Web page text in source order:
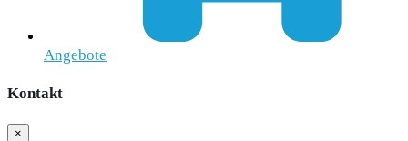
Angebote
Kontakt
×